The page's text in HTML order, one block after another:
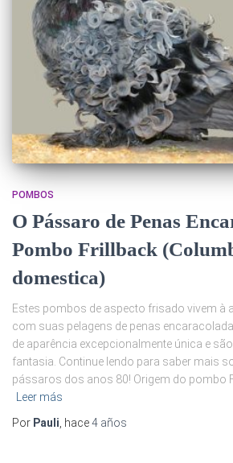
POMBOS
O Pássaro de Penas
Pombo Frillback
domestica)
Estes pombos de aspecto frisado vivem à
com suas pelagens de penas
de aparência excepcionalmente única e
fantasia. Continue lendo para saber mais
pássaros dos anos 80! Origem do pombo
Leer más
Por Pauli , hace4 años